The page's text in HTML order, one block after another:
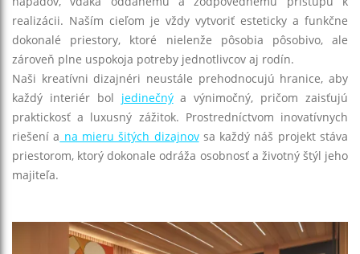
realizácii. Naším cieľom je vždy vytvoriť esteticky a funkčne
dokonalé priestory, ktoré nielenže pôsobia pôsobivo, ale
zároveň plne uspokoja potreby jednotlivcov aj rodín.
Naši kreatívni dizajnéri neustále prehodnocujú hranice, aby
každý interiér bol jedinečnýa výnimočný, pričom zaisťujú
praktickosť a luxusný zážitok. Prostredníctvom inovatívnych
riešení a na mieru šitých dizajnovsa každý náš projekt stáva
priestorom, ktorý dokonale odráža osobnosť a životný štýl jeho
majiteľa.